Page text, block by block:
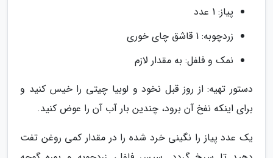
پیاز: 1 عدد
زردچوبه: 1 قاشق چای خوری
نمک و فلفل: به مقدار لازم
دستور تهیه: از روز قبل نخود و لوبیا چیتی را خیس کنید و
برای اینکه نفخ آن برود، چندین بار آب آن را عوض کنید.
یک عدد پیاز را نگینی خرد شده را در مقدار کمی روغن تفت